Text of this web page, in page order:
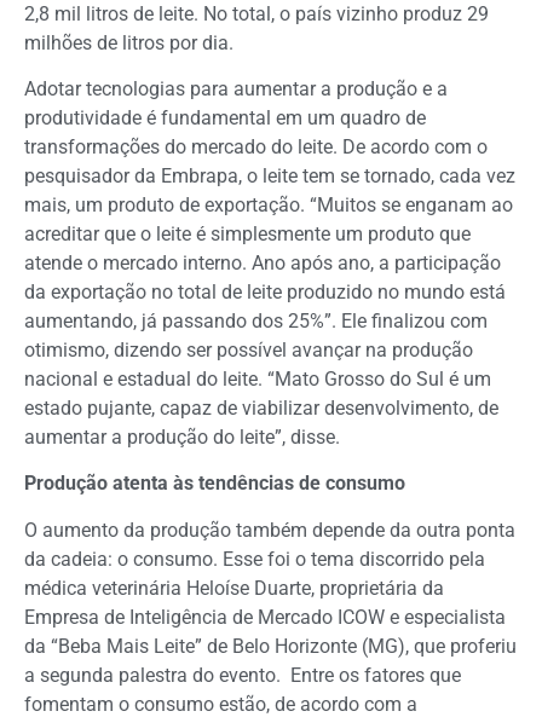
2,8 mil litros de leite. No total, o país vizinho produz 29
milhões de litros por dia.
Adotar tecnologias para aumentar a produção e a
produtividade é fundamental em um quadro de
transformações do mercado do leite. De acordo com o
pesquisador da Embrapa, o leite tem se tornado, cada vez
mais, um produto de exportação. “Muitos se enganam ao
acreditar que o leite é simplesmente um produto que
atende o mercado interno. Ano após ano, a participação
da exportação no total de leite produzido no mundo está
aumentando, já passando dos 25%”. Ele finalizou com
otimismo, dizendo ser possível avançar na produção
nacional e estadual do leite. “Mato Grosso do Sul é um
estado pujante, capaz de viabilizar desenvolvimento, de
aumentar a produção do leite”, disse.
Produção atenta às tendências de consumo
O aumento da produção também depende da outra ponta
da cadeia: o consumo. Esse foi o tema discorrido pela
médica veterinária Heloíse Duarte, proprietária da
Empresa de Inteligência de Mercado ICOW e especialista
da “Beba Mais Leite” de Belo Horizonte (MG), que proferiu
a segunda palestra do evento. Entre os fatores que
fomentam o consumo estão, de acordo com a